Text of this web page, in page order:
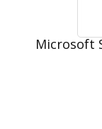
Microsoft